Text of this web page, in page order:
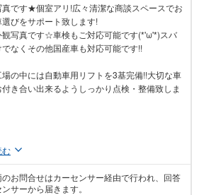
真です★個室アリ!広々清潔な商談スペースでお
びをサポート致します!
観写真です☆車検もご対応可能です(*'ω'*)スバ
でなくその他国産車も対応可能です!!
場の中には自動車用リフトを3基完備!!大切な車
き合い出来るようしっかり点検・整備致しま
む
のお問合せはカーセンサー経由で行われ、回答
サーから届きます。